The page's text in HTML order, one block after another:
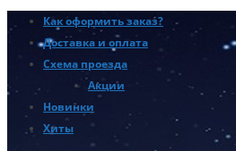
Как оформить заказ?
Доставка и оплата
Схема проезда
Акции
Новинки
Хиты